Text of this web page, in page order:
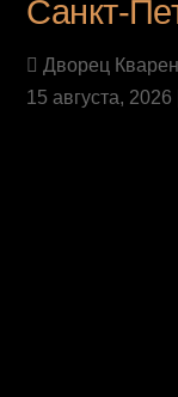
Санкт-
Дворец
15 августа,